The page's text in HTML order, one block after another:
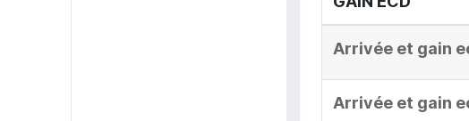
Arrivée et gain
Arrivée et gain